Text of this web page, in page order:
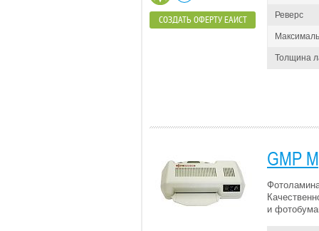
Реверс
Толщина
СОЗДАТЬ ОФЕРТУ ЕАИСТ
GMP
и